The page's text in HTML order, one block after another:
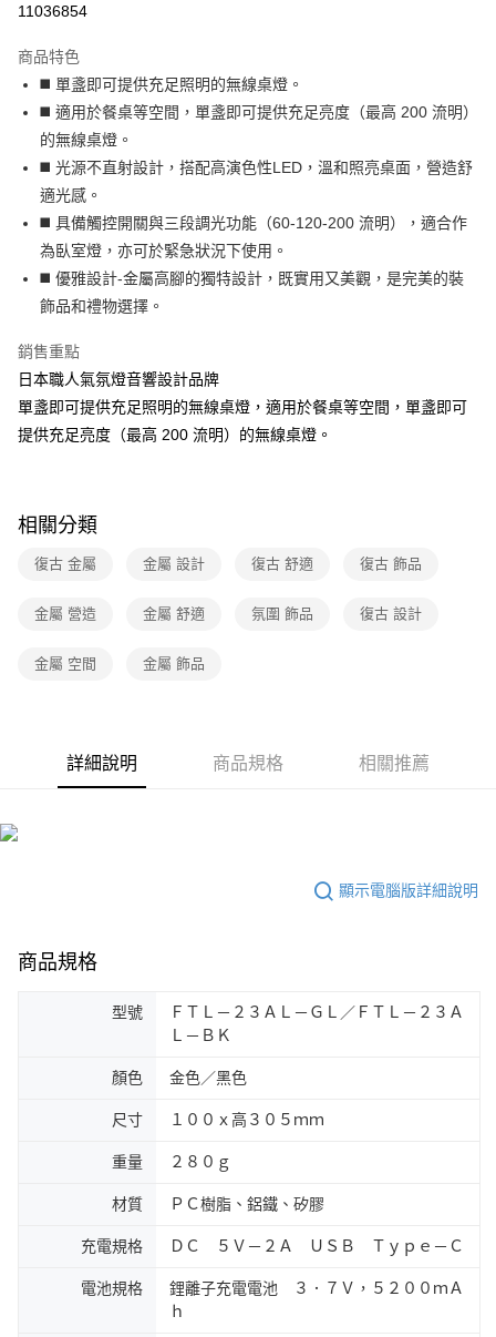
運送方式
本島宅配-活動商品
免運費
離島宅配-常溫商品
免運費
11036854
商品特色
◼️ 單盞即可提供充足照明的無線桌燈。
◼️ 適用於餐桌等空間，單盞即可提供充足亮度（最高 200 流明）
的無線桌燈。
◼️ 光源不直射設計，搭配高演色性LED，溫和照亮桌面，營造舒
適光感。
◼️ 具備觸控開關與三段調光功能（60-120-200 流明），適合作
為臥室燈，亦可於緊急狀況下使用。
◼️ 優雅設計-金屬高腳的獨特設計，既實用又美觀，是完美的裝
飾品和禮物選擇。
銷售重點
日本職人氣氛燈音響設計品牌
單盞即可提供充足照明的無線桌燈，適用於餐桌等空間，單盞即可
提供充足亮度（最高 200 流明）的無線桌燈。
相關分類
復古 金屬 金屬 設計 復古 舒適 復古 飾品
金屬 營造 金屬 舒適 氛圍 飾品 復古 設計
金屬 空間 金屬 飾品
詳細說明 商品規格 相關推薦
顯示電腦版詳細說明
商品規格
型號
ＦＴＬ－２３ＡＬ－ＧＬ／ＦＴＬ－２３Ａ
Ｌ－ＢＫ
顏色 金色／黑色
尺寸 １００ｘ高３０５ｍｍ
重量 ２８０ｇ
材質 ＰＣ樹脂、鋁鐵、矽膠
充電規格 ＤＣ ５Ｖ－２Ａ ＵＳＢ Ｔｙｐｅ－Ｃ
電池規格
鋰離子充電電池 ３．７Ｖ，５２００ｍＡ
ｈ